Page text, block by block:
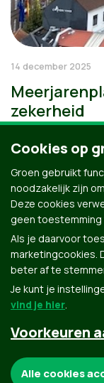
14 december 2025
zekerheid
Cookies op
Groen gebruikt
noodzakelijk zijn
Deze cookies
geen toestemming
Als je daarvoor
marketingcookies.
beter af te
Je kunt je
vind je hier.
Voorkeuren
Alle cookies